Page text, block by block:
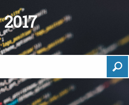
2017